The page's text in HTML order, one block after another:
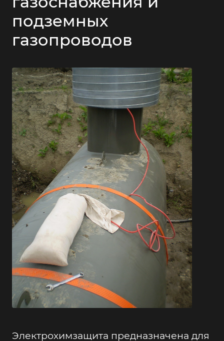
подземных
газопроводов
Электрохимзащита предназначена для